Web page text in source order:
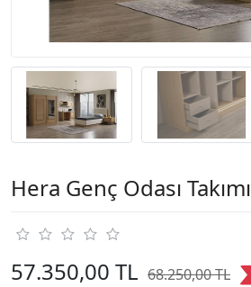
Hera Genç Odası Takımı
57.350,00 TL 68.250,00 TL